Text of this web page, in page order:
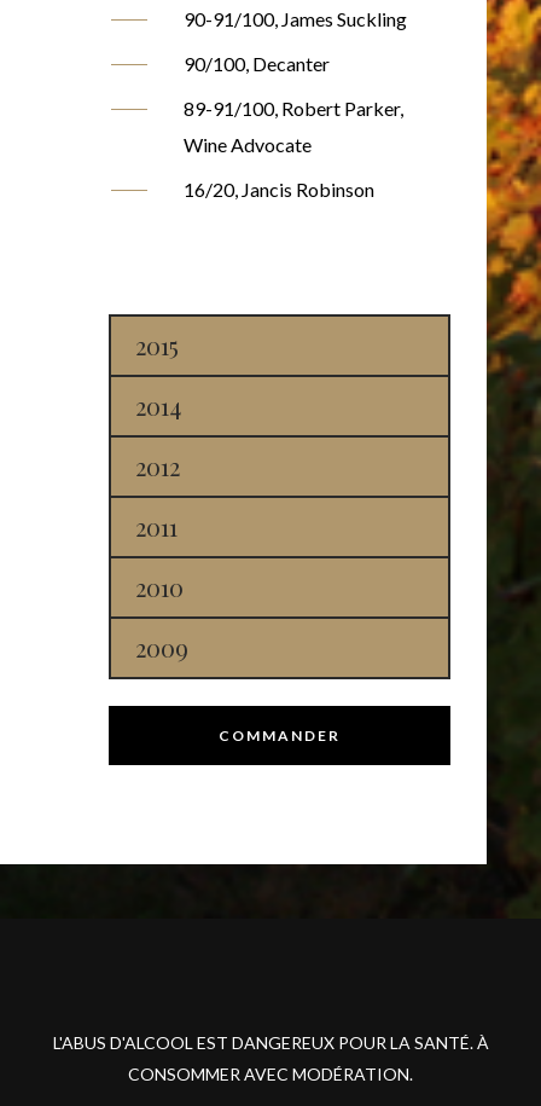
90-91/100, James Suckling
90/100, Decanter
89-91/100, Robert Parker,
Wine Advocate
16/20, Jancis Robinson
2015
2014
2012
2011
2010
2009
COMMANDER
L'ABUS D'ALCOOL EST DANGEREUX POUR LA SANTÉ. À
CONSOMMER AVEC MODÉRATION.